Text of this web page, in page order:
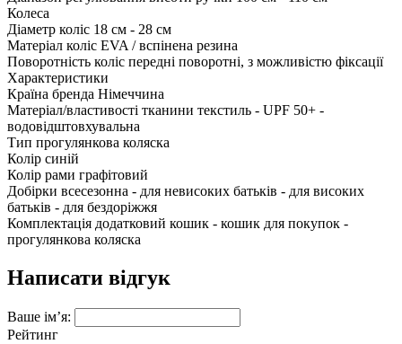
Колеса
Діаметр коліс 18 см - 28 см
Матеріал коліс EVA / вспінена резина
Поворотність коліс передні поворотні, з можливістю фіксації
Характеристики
Країна бренда Німеччина
Матеріал/властивості тканини текстиль - UPF 50+ -
водовідштовхувальна
Тип прогулянкова коляска
Колір синій
Колір рами графітовий
Добірки всесезонна - для невисоких батьків - для високих
батьків - для бездоріжжя
Комплектація додатковий кошик - кошик для покупок -
прогулянкова коляска
Написати відгук
Ваше ім’я:
Рейтинг